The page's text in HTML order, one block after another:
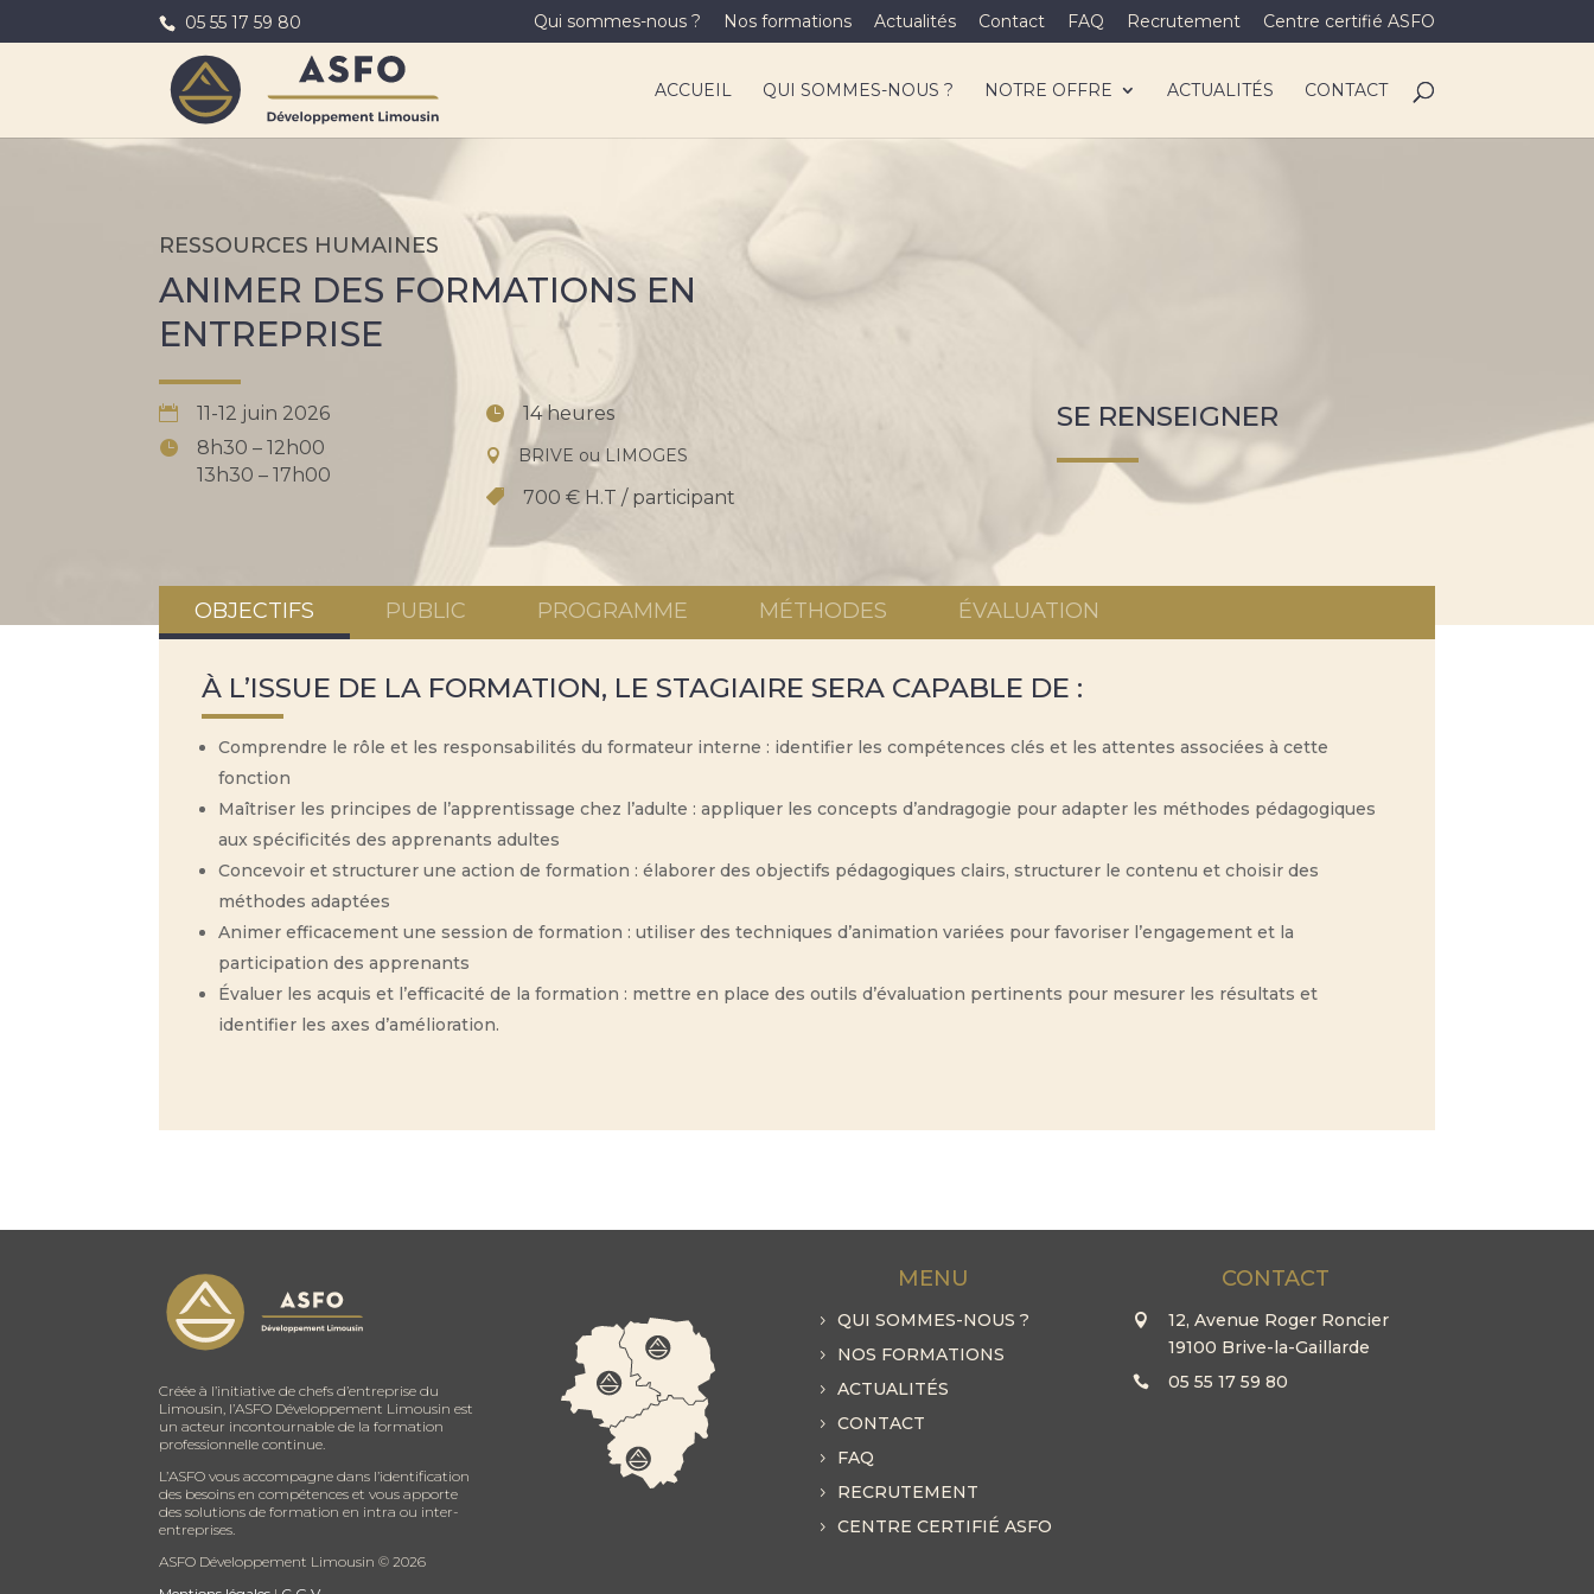
05 55 17 59 80 Qui sommes-nous ? Nos formations Actualités Contact FAQ Recrutement Centre certifié ASFO
ACCUEIL QUI SOMMES-NOUS ? NOTRE OFFRE ACTUALITÉS CONTACT
RESSOURCES HUMAINES
ANIMER DES FORMATIONS EN
ENTREPRISE
11-12 juin 2026
8h30 – 12h00
13h30 – 17h00
14 heures
BRIVE ou LIMOGES
700 € H.T / participant
SE RENSEIGNER
OBJECTIFS PUBLIC PROGRAMME MÉTHODES ÉVALUATION
À L’ISSUE DE LA FORMATION, LE STAGIAIRE SERA CAPABLE DE :
Comprendre le rôle et les responsabilités du formateur interne : identifier les compétences clés et les attentes associées à cette
fonction
Maîtriser les principes de l’apprentissage chez l’adulte : appliquer les concepts d’andragogie pour adapter les méthodes pédagogiques
aux spécificités des apprenants adultes
Concevoir et structurer une action de formation : élaborer des objectifs pédagogiques clairs, structurer le contenu et choisir des
méthodes adaptées
Animer efficacement une session de formation : utiliser des techniques d’animation variées pour favoriser l’engagement et la
participation des apprenants
Évaluer les acquis et l’efficacité de la formation : mettre en place des outils d’évaluation pertinents pour mesurer les résultats et
identifier les axes d’amélioration.
Créée à l’initiative de chefs d’entreprise du
Limousin, l’ASFO Développement Limousin est
un acteur incontournable de la formation
professionnelle continue.
L’ASFO vous accompagne dans l’identification
des besoins en compétences et vous apporte
des solutions de formation en intra ou inter-
entreprises.
ASFO Développement Limousin ©2026
MENU
QUI SOMMES-NOUS ?
NOS FORMATIONS
ACTUALITÉS
CONTACT
FAQ
RECRUTEMENT
CENTRE CERTIFIÉ ASFO
CONTACT
12, Avenue Roger Roncier
19100 Brive-la-Gaillarde
05 55 17 59 80